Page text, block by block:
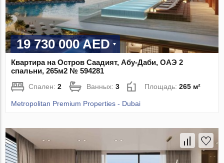
19 730 000 AED
Квартира на Остров Саадият, Абу-Даби, ОАЭ 2
спальни, 265м2 № 594281
Спален:2 Ванных:3 Площадь:265 м²
Metropolitan Premium Properties - Dubai